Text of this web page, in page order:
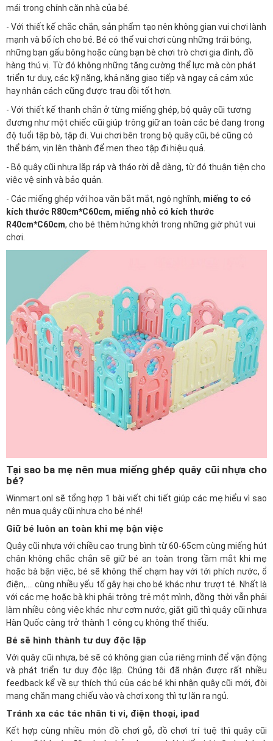
mái trong chính căn nhà của bé.
- Với thiết kế chắc chắn, sản phẩm tạo nên không gian vui chơi lành
mạnh và bổ ích cho bé. Bé có thể vui chơi cùng những trái bóng,
những bạn gấu bông hoặc cùng bạn bè chơi trò chơi gia đình, đồ
hàng thú vị. Từ đó không những tăng cường thể lực mà còn phát
triển tư duy, các kỹ năng, khả năng giao tiếp và ngay cả cảm xúc
hay nhân cách cũng được trau dồi tốt hơn.
- Với thiết kế thanh chắn ở từng miếng ghép, bộ quây cũi tương
đương như một chiếc cũi giúp trông giữ an toàn các bé đang trong
độ tuổi tập bò, tập đi. Vui chơi bên trong bộ quây cũi, bé cũng có
thể bám, vịn lên thành để men theo tập đi hiệu quả.
- Bộ quây cũi nhựa lắp ráp và tháo rời dễ dàng, từ đó thuận tiện cho
việc vệ sinh và bảo quản.
- Các miếng ghép với hoa văn bắt mắt, ngộ nghĩnh, miếng to có
kích thước R80cm*C60cm, miếng nhỏ có kích thước
R40cm*C60cm, cho bé thêm hứng khởi trong những giờ phút vui
chơi.
Tại sao ba mẹ nên mua miếng ghép quây cũi nhựa cho
bé?
Winmart.onl sẽ tổng hợp 1 bài viết chi tiết giúp các mẹ hiểu vì sao
nên mua quây cũi nhựa cho bé nhé!
Giữ bé luôn an toàn khi mẹ bận việc
Quây cũi nhựa với chiều cao trung bình từ 60-65cm cùng miếng hút
chân không chắc chắn sẽ giữ bé an toàn trong tầm mắt khi mẹ
hoặc bà bận việc, bé sẽ không thể chạm hay với tới phích nước, ổ
điện,…. cùng nhiều yếu tố gây hại cho bé khác như trượt té. Nhất là
với các mẹ hoặc bà khi phải trông trẻ một mình, đồng thời vẫn phải
làm nhiều công việc khác như cơm nước, giặt giũ thì quây cũi nhựa
Hàn Quốc càng trở thành 1 công cụ không thể thiếu.
Bé sẽ hình thành tư duy độc lập
Với quây cũi nhựa, bé sẽ có không gian của riêng mình để vận động
và phát triển tư duy độc lập. Chúng tôi đã nhận được rất nhiều
feedback kể về sự thích thú của các bé khi nhận quây cũi mới, đòi
mang chăn mang chiếu vào và chơi xong thì tự lăn ra ngủ.
Tránh xa các tác nhân ti vi, điện thoại, ipad
Kết hợp cùng nhiều món đồ chơi gỗ, đồ chơi trí tuệ thì quây cũi